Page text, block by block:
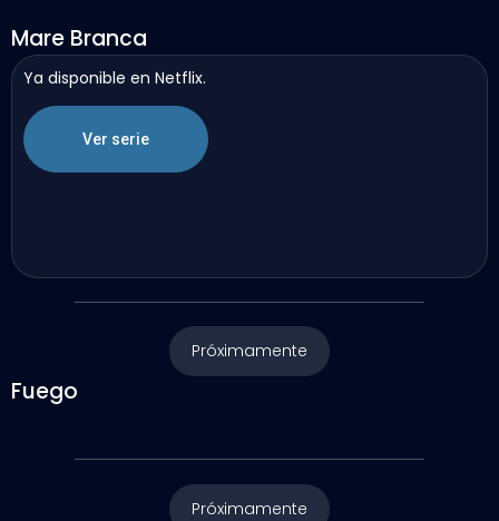
Mare Branca
Ya disponible en Netflix.
Ver serie
Próximamente
Fuego
Próximamente